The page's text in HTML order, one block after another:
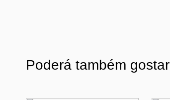
Poderá também gostar